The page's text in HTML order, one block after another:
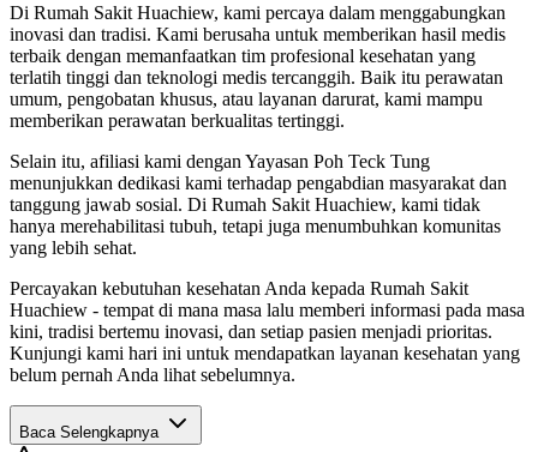
Di Rumah Sakit Huachiew, kami percaya dalam menggabungkan
inovasi dan tradisi. Kami berusaha untuk memberikan hasil medis
terbaik dengan memanfaatkan tim profesional kesehatan yang
terlatih tinggi dan teknologi medis tercanggih. Baik itu perawatan
umum, pengobatan khusus, atau layanan darurat, kami mampu
memberikan perawatan berkualitas tertinggi.
Selain itu, afiliasi kami dengan Yayasan Poh Teck Tung
menunjukkan dedikasi kami terhadap pengabdian masyarakat dan
tanggung jawab sosial. Di Rumah Sakit Huachiew, kami tidak
hanya merehabilitasi tubuh, tetapi juga menumbuhkan komunitas
yang lebih sehat.
Percayakan kebutuhan kesehatan Anda kepada Rumah Sakit
Huachiew - tempat di mana masa lalu memberi informasi pada masa
kini, tradisi bertemu inovasi, dan setiap pasien menjadi prioritas.
Kunjungi kami hari ini untuk mendapatkan layanan kesehatan yang
belum pernah Anda lihat sebelumnya.
Baca Selengkapnya